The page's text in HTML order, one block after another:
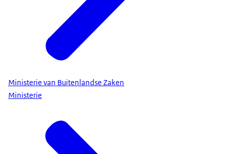
Ministerie van Buitenlandse Zaken
Ministerie